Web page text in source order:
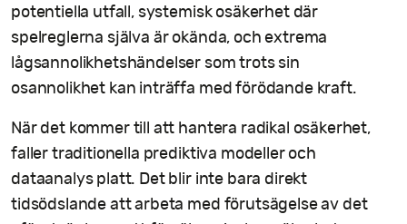
potentiella utfall, systemisk osäkerhet där
spelreglerna själva är okända, och extrema
lågsannolikhetshändelser som trots sin
osannolikhet kan inträffa med förödande kraft.
När det kommer till att hantera radikal osäkerhet,
faller traditionella prediktiva modeller och
dataanalys platt. Det blir inte bara direkt
tidsödslande att arbeta med förutsägelse av det